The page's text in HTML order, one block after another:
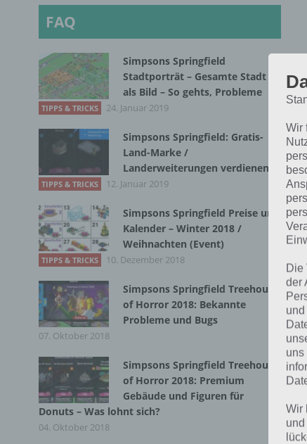
FAQ
Simpsons Springfield
Stadtporträt – Gesamte Stadt
als Bild – So gehts, Probleme
TIPPS & TRICKS 24. Januar 2019
Simpsons Springfield: Gratis-
Land-Marke /
Landerweiterungen verdienen
TIPPS & TRICKS 12. Januar 2019
Simpsons Springfield Preise und
Kalender – Winter 2018 /
Weihnachten (Event)
TIPPS & TRICKS 10. Dezember 2018
Simpsons Springfield Treehouse
of Horror 2018: Bekannte
Probleme und Bugs
07. Oktober 2018
Simpsons Springfield Treehouse
of Horror 2018: Premium
Gebäude und Figuren für
Donuts – Was lohnt sich?
04. Oktober 2018
Wir
Die
der
uns
Wir